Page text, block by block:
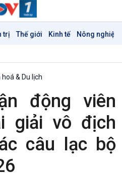
trị Thế giới Kinh tế Nông nghiệp
& Du lịch
động viên
giải vô địch
câu lạc bộ